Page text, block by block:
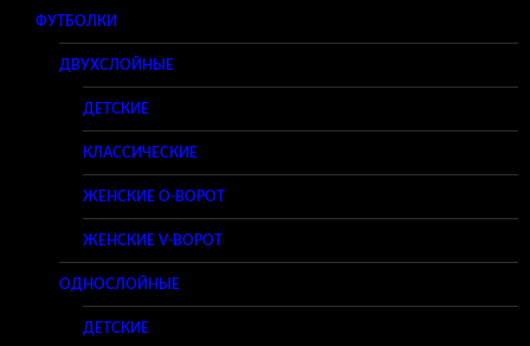
ФУТБОЛКИ
ДВУХСЛОЙНЫЕ
ДЕТСКИЕ
КЛАССИЧЕСКИЕ
ЖЕНСКИЕ O-ВОРОТ
ЖЕНСКИЕ V-ВОРОТ
ОДНОСЛОЙНЫЕ
ДЕТСКИЕ